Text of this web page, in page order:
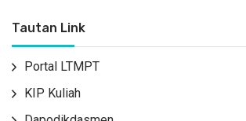
Tautan Link
Portal LTMPT
KIP Kuliah